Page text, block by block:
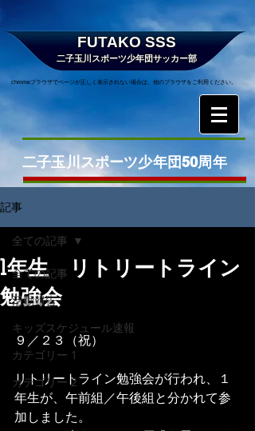
FUTAKO SSS
二子玉川スポーツ少年団サッカー部
chromeブラウザでページが正しく表示されない場合は、他のブラウザをご利用ください。
二子玉川スポーツ少年団50周年
記事
全ての記事
活動報告
キッズスケジュール速報
カテゴリー 1
カテゴリー 2
全ての記事
1年生 リトリートライン
勉強会
９／２３（祝）
リトリートライン勉強会が行われ、１
年生が、午前組／午後組と分かれて参
加しました。